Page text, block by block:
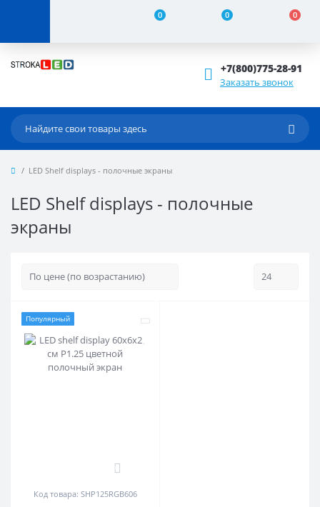
0 0 0
+7(800)775-28-91
Заказать звонок
LED Shelf displays - полочные экраны
LED Shelf displays - полочные
экраны
Популярный
Код товара: SHР125RGB606